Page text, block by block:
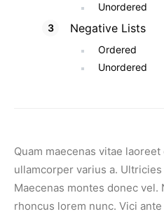
Unordered
Negative Lists
Ordered
Unordered
Quam maecenas vitae
ullamcorper varius a.
Maecenas montes donec vel.
rhoncus lorem nunc. Vici